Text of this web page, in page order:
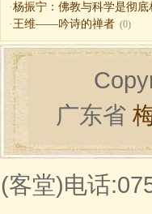
·杨振宁：佛教与科学是彻底
·王维——吟诗的禅者 (0)
广东省
(客堂)电话